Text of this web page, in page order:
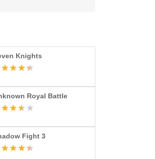
Knights
Royal Battle
Fight 3